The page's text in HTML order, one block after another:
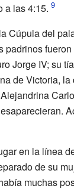
a las 4:15.
Cúpula del
padrinos
Jorge IV; su
de Victoria, la
en la línea
de su
muchas